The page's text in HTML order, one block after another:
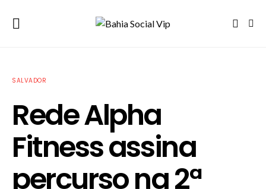
SALVADOR
Rede Alpha
Fitness assina
percurso na 2ª